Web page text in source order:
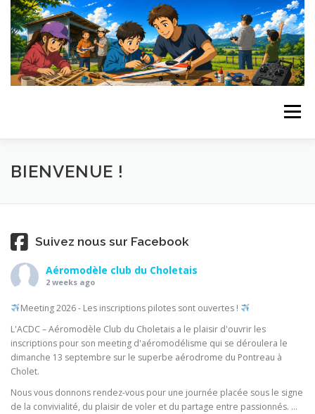
Aller
contenu
Menu
BIENVENUE ! NOUS CONTACTER, NOUS REJOINDRE ?
BIENVENUE !
Suivez nous sur Facebook
Aéromodèle club du Choletais
2 weeks ago
Meeting 2026 - Les inscriptions pilotes sont ouvertes !
L'ACDC – Aéromodèle Club du Choletais a le plaisir d'ouvrir les
inscriptions pour son meeting d'aéromodélisme qui se déroulera le
dimanche 13 septembre sur le superbe aérodrome du Pontreau à
Cholet.
Nous vous donnons rendez-vous pour une journée placée sous le signe
de la convivialité, du plaisir de voler et du partage entre passionnés. ...